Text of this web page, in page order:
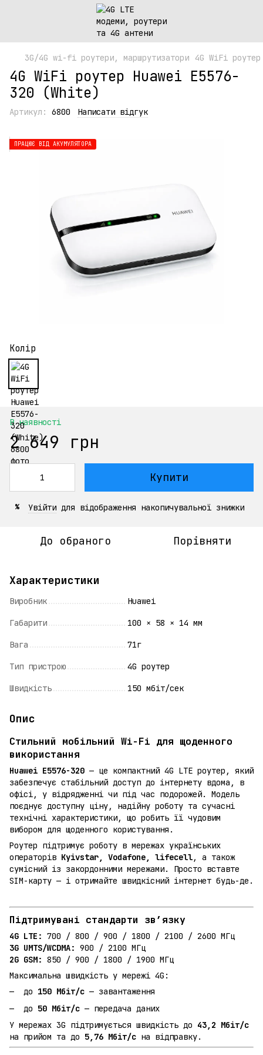
3G/4G wi-fi роутери, маршрутизатори 4G WiFi
4G WiFi роутер Huawei E5576-
320 (White)
Артикул: 6800 Написати відгук
ПРАЦЮЄ ВІД АКУМУЛЯТОРА
Колір
В наявності
2 649 грн
Купити
% Увійти для відображення накопичувальної знижки
До обраного Порівняти
Характеристики
Виробник Huawei
Габарити 100 × 58 × 14 мм
Вага 71г
Тип пристрою 4G роутер
Швидкість 150 мбіт/сек
Опис
Стильний мобільний Wi-Fi для щоденного
використання
Huawei E5576-320 — це компактний 4G LTE роутер, який
забезпечує стабільний доступ до інтернету вдома, в
офісі, у відрядженні чи під час подорожей. Модель
поєднує доступну ціну, надійну роботу та сучасні
технічні характеристики, що робить її чудовим
вибором для щоденного користування.
Роутер підтримує роботу в мережах українських
операторів Kyivstar, Vodafone, lifecell, а також
сумісний із закордонними мережами. Просто вставте
SIM-карту — і отримайте швидкісний інтернет будь-де.
Підтримувані стандарти зв’язку
4G LTE: 700 / 800 / 900 / 1800 / 2100 / 2600 МГц
3G UMTS/WCDMA: 900 / 2100 МГц
2G GSM: 850 / 900 / 1800 / 1900 МГц
Максимальна швидкість у мережі 4G:
до 150 Мбіт/с — завантаження
до 50 Мбіт/с — передача даних
У мережах 3G підтримується швидкість до 43,2 Мбіт/с
на прийом та до 5,76 Мбіт/с на відправку.